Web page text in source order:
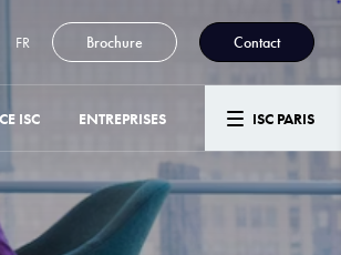
FR Brochure Contact
ISC ENTREPRISES ISC PARIS